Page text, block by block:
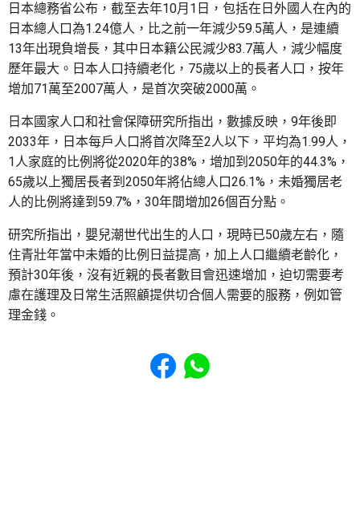
日本總務省公布，截至去年10月1日，包括在日外國人在內的
日本總人口為1.24億人，比之前一年減少59.5萬人，是連續
13年出現負增長，其中日本籍公民減少83.7萬人，減少幅度
歷年最大。日本人口持續老化，75歲以上的長者人口，按年
增加71萬至2007萬人，是首次突破2000萬。
日本國家人口和社會保障研究所指出，數據反映，9年後即
2033年，日本每戶人口將首次降至2人以下，平均為1.99人，
1人家庭的比例將從2020年的38%，增加到2050年的44.3%，
65歲以上獨居長者到2050年將佔總人口26.1%，未婚獨居老
人的比例將達到59.7%，30年間增加26個百分點。
研究所指出，嬰兒潮世代出生的人口，現時已50歲左右，隨
住青壯年當中未婚的比例日益提高，加上人口繼續老齡化，
預計30年後，沒有近親的長者數目會迅速增加，迫切需要考
慮在護理及日常生活照顧提供切合個人需要的服務，例如管
理金錢。
Share to Facebook
Share to WhatsApp